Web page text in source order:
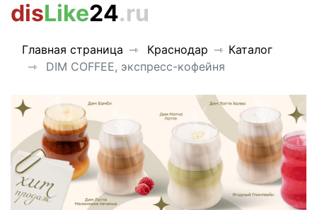
disLike24.ru
Главная страница Краснодар
Каталог
DIM COFFEE, экспресс-кофейня